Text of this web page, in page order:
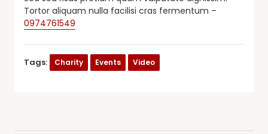
Tortor aliquam nulla facilisi cras fermentum –
0974761549
Tags: Charity Events Video